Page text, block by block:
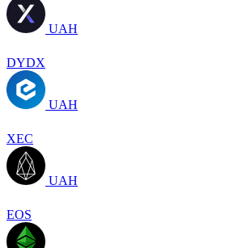
UAH
DYDX
UAH
XEC
UAH
EOS